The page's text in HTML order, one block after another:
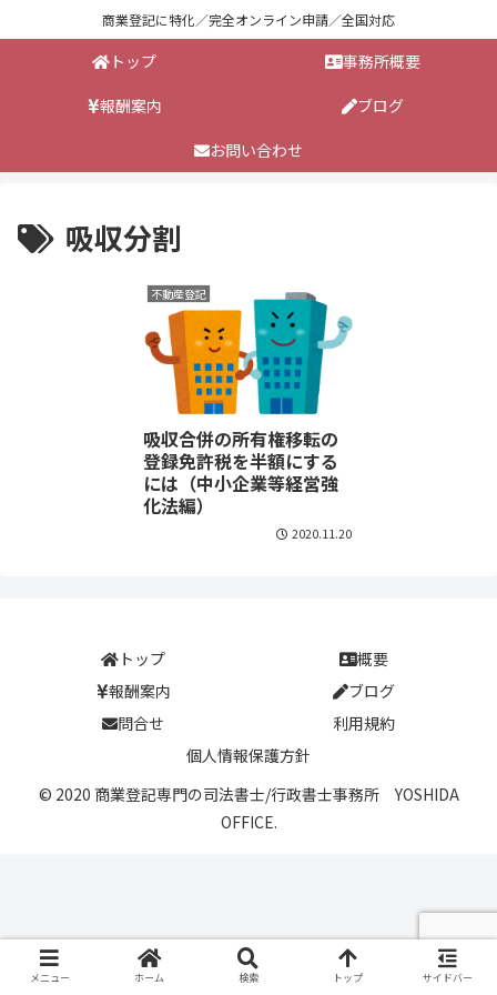
商業登記に特化／完全オンライン申請／全国対応
トップ
事務所概要
報酬案内
ブログ
お問い合わせ
吸収分割
不動産登記
吸収合併の所有権移転の
登録免許税を半額にする
には（中小企業等経営強
化法編）
2020.11.20
トップ
概要
報酬案内
ブログ
問合せ
利用規約
個人情報保護方針
© 2020 商業登記専門の司法書士/行政書士事務所 YOSHIDA
OFFICE.
メニュー ホーム 検索 トップ サイドバー